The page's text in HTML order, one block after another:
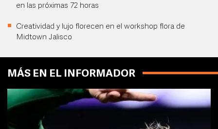
en las próximas 72 horas
Creatividad y lujo florecen en el workshop flora de
Midtown Jalisco
MÁS EN EL INFORMADOR